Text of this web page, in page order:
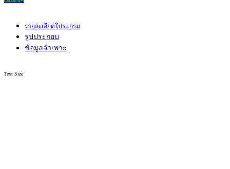
รายละเอียดโปรแกรม
รูปประกอบ
ข้อมูลจำเพาะ
Text Size